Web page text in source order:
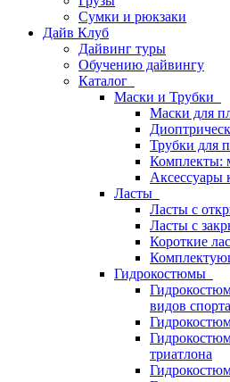
Сумки и рюкзаки
Дайв Клуб
Дайвинг туры
Обучению дайвингу
Каталог
Маски и Трубки
Маски для
Трубки для
Комплекты:
Аксессуары
Ласты
Ласты с
Ласты с
Короткие
Гидрокостюмы
видов спорта
триатлона